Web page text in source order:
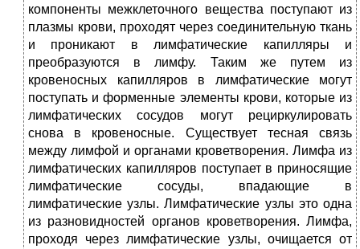
компоненты межклеточного вещества поступают из
плазмы крови, проходят через соединительную ткань
и проникают в лимфатические капилляры и
преобразуются в лимфу. Таким же путем из
кровеносных капилляров в лимфатические могут
поступать и форменные элементы крови, которые из
лимфатических сосудов могут рециркулировать
снова в кровеносные. Существует тесная связь
между лимфой и органами кроветворения. Лимфа из
лимфатических капилляров поступает в приносящие
лимфатические сосуды, впадающие в
лимфатические узлы. Лимфатические узлы это одна
из разновидностей органов кроветворения. Лимфа,
проходя через лимфатические узлы, очищается от